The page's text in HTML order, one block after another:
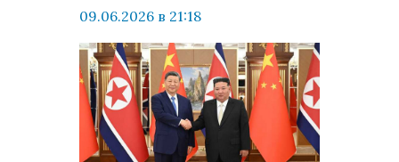
09.06.2026 в 21:18
комментариев: 0
Мир